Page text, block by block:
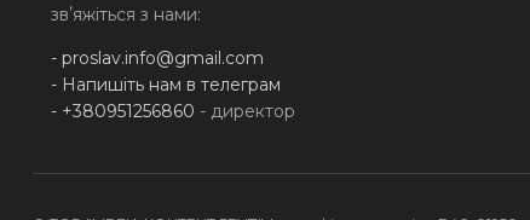
звʼяжіться з нами:
- proslav.info@gmail.com
- Напишіть нам в телеграм
- +380951256860 - директор